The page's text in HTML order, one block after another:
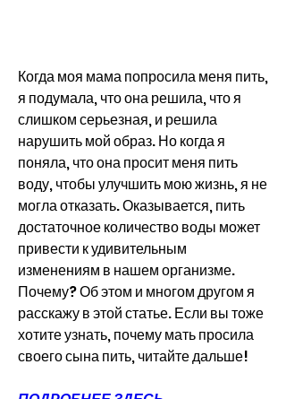
Когда моя мама попросила меня пить,
я подумала, что она решила, что я
слишком серьезная, и решила
нарушить мой образ. Но когда я
поняла, что она просит меня пить
воду, чтобы улучшить мою жизнь, я не
могла отказать. Оказывается, пить
достаточное количество воды может
привести к удивительным
изменениям в нашем организме.
Почему? Об этом и многом другом я
расскажу в этой статье. Если вы тоже
хотите узнать, почему мать просила
своего сына пить, читайте дальше!